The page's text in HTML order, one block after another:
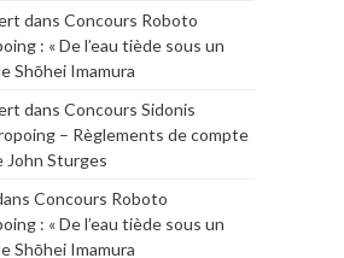
dans Concours Roboto
: « De l’eau tiède sous un
Shōhei Imamura
dans Concours Sidonis
– Règlements de compte
John Sturges
Concours Roboto
: « De l’eau tiède sous un
Shōhei Imamura